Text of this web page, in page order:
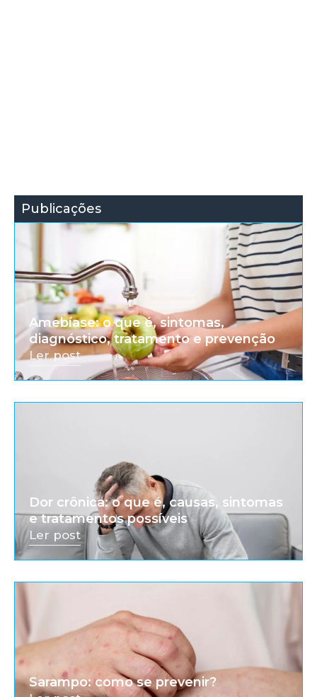
Publicações
Amebíase: o que é, sintomas,
diagnóstico, tratamento e prevenção
Ler post
Dor crônica: o que é, causas, sintomas
e tratamentos possíveis
Ler post
Sarampo: como se prevenir?